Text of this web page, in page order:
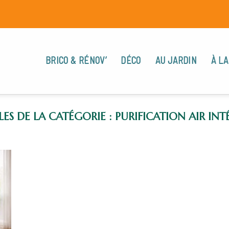
BRICO & RÉNOV’ DÉCO AU JARDIN À
PURIFICATION AIR